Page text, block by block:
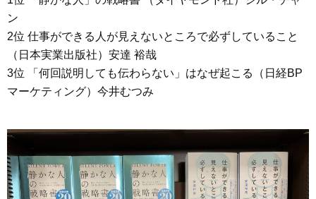
ン
2位 仕事ができる人が見えないところで必ずしていること
（日本実業出版社）安達 裕哉
3位 「何回説明しても伝わらない」はなぜ起こる（日経BP
マーケティング）今井むつみ